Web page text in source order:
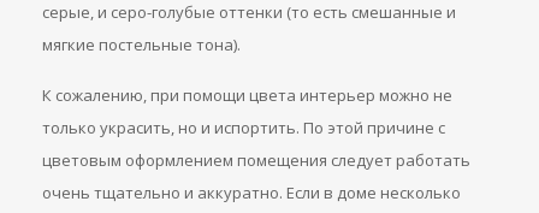
серые, и серо-голубые оттенки (то есть смешанные и
мягкие постельные тона).
К сожалению, при помощи цвета интерьер можно не
только украсить, но и испортить. По этой причине с
цветовым оформлением помещения следует работать
очень тщательно и аккуратно. Если в доме несколько